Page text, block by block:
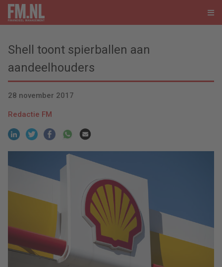
Shell toont spierballen aan
aandeelhouders
28 november 2017
Redactie FM